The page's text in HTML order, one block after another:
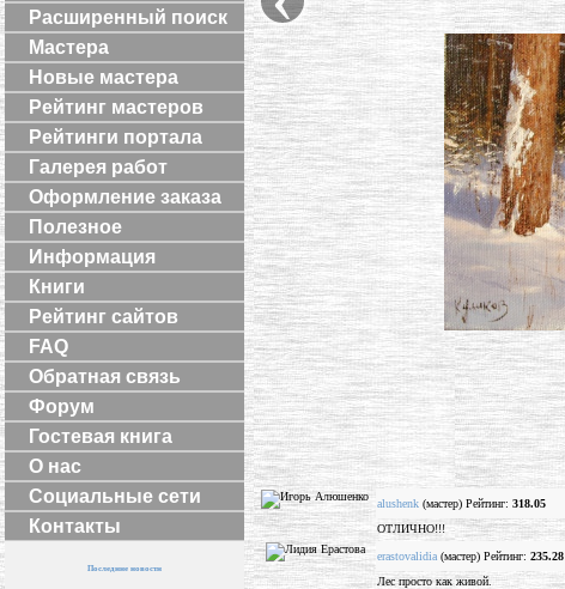
Расширенный поиск
Мастера
Новые мастера
Рейтинг мастеров
Рейтинги портала
Галерея работ
Оформление заказа
Полезное
Информация
Книги
Рейтинг сайтов
FAQ
Обратная связь
Форум
Гостевая книга
О нас
Социальные сети
Контакты
Последние новости
alushenk (мастер) Рейтинг: 318.05
ОТЛИЧНО!!!
erastovalidia (мастер) Рейтинг: 235.28
Лес просто как живой.